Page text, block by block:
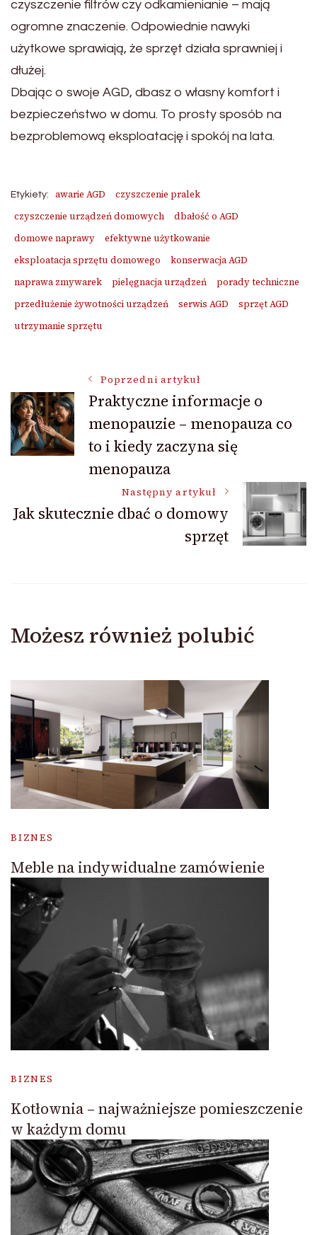
czyszczenie filtrów czy odkamienianie – mają
ogromne znaczenie. Odpowiednie nawyki
użytkowe sprawiają, że sprzęt działa sprawniej i
dłużej.
Dbając o swoje AGD, dbasz o własny komfort i
bezpieczeństwo w domu. To prosty sposób na
bezproblemową eksploatację i spokój na lata.
Etykiety: awarie AGD
czyszczenie pralek
czyszczenie urządzeń domowych
dbałość o AGD
domowe naprawy
efektywne użytkowanie
eksploatacja sprzętu domowego
konserwacja AGD
naprawa zmywarek
pielęgnacja urządzeń
porady techniczne
przedłużenie żywotności urządzeń
serwis AGD
sprzęt AGD
utrzymanie sprzętu
Nawigacja
wpisu
Poprzedni artykuł
Praktyczne informacje o
menopauzie – menopauza co
to i kiedy zaczyna się
menopauza
Następny artykuł
Jak skutecznie dbać o domowy
sprzęt
Możesz również polubić
BIZNES
Meble na indywidualne zamówienie
BIZNES
Kotłownia – najważniejsze pomieszczenie
w każdym domu